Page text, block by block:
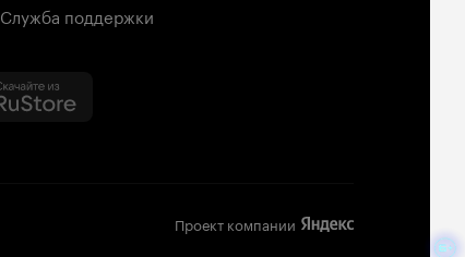
Служба поддержки
Проект компании